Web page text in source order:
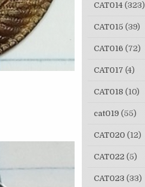
CAT014 (323)
CAT015 (39)
CAT016 (72)
CAT017 (4)
CAT018 (10)
cat019 (55)
CAT020 (12)
CAT022 (5)
CAT023 (33)